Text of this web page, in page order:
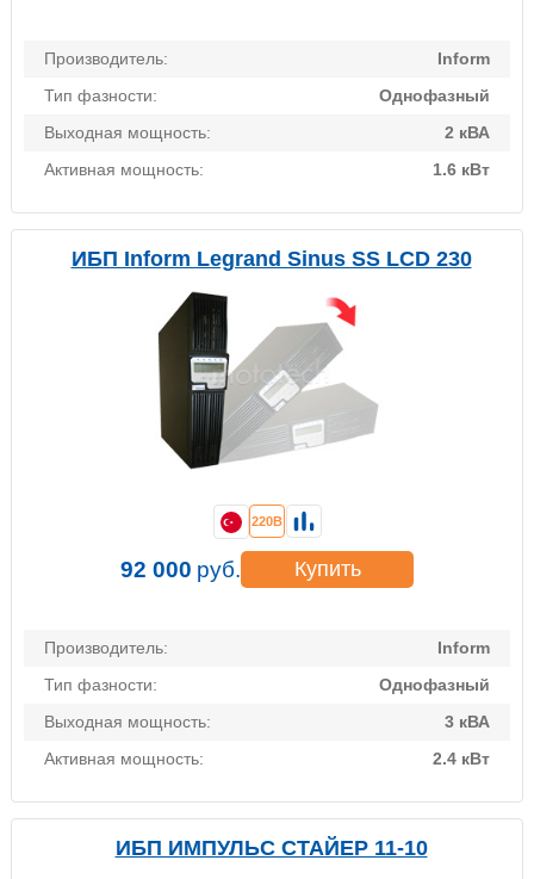
Производитель:
Inform
Тип фазности:
Однофазный
Выходная мощность:
2 кВА
Активная мощность:
1.6 кВт
ИБП Inform Legrand Sinus SS LCD 230
Производитель:
Inform
Тип фазности:
Однофазный
Выходная мощность:
3 кВА
Активная мощность:
2.4 кВт
220В
92 000 руб. Купить
ИБП ИМПУЛЬС СТАЙЕР 11-10